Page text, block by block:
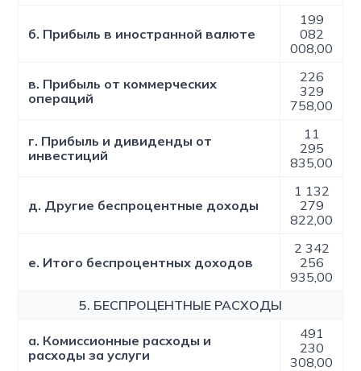
б. Прибыль в иностранной валюте
199
082
008,00
в. Прибыль от коммерческих
операций
226
329
758,00
г. Прибыль и дивиденды от
инвестиций
11
295
835,00
д. Другие беспроцентные доходы
1 132
279
822,00
е. Итого беспроцентных доходов
2 342
256
935,00
5. БЕСПРОЦЕНТНЫЕ РАСХОДЫ
а. Комиссионные расходы и
расходы за услуги
491
230
308,00